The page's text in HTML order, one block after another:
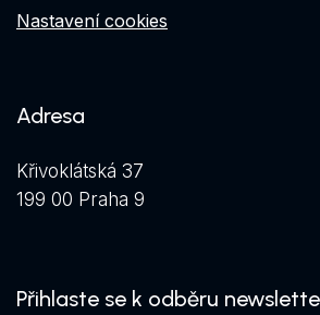
Nastavení cookies
Adresa
Křivoklátská 37
199 00 Praha 9
Přihlaste se k odběru